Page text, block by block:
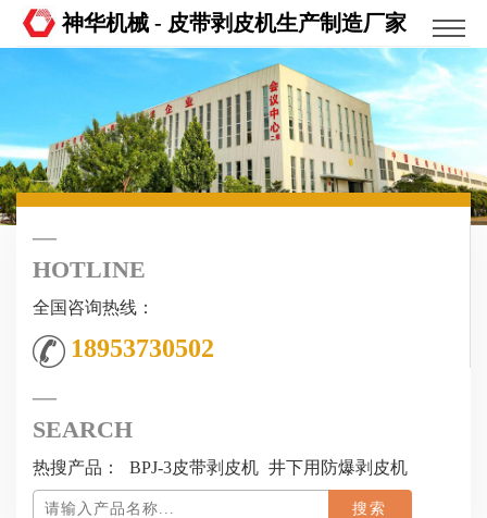
神华机械 - 皮带剥皮机生产制造厂家
HOTLINE
全国咨询热线：
18953730502
SEARCH
热搜产品： BPJ-3皮带剥皮机 井下用防爆剥皮机